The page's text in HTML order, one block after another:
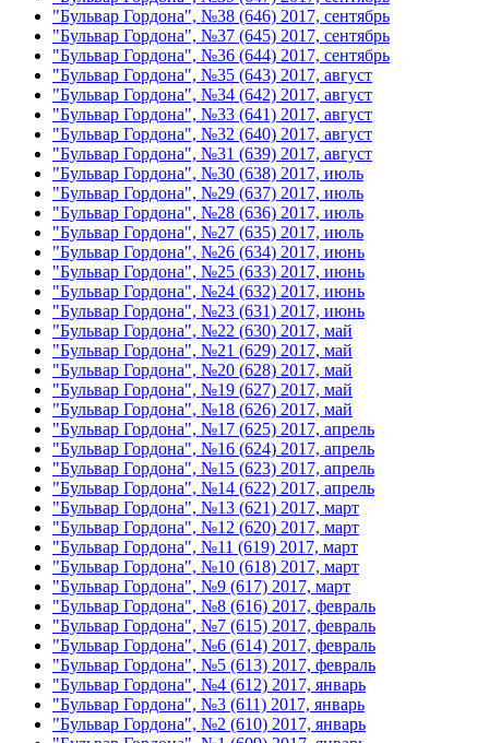
"Бульвар Гордона", №38 (646) 2017, сентябрь
"Бульвар Гордона", №37 (645) 2017, сентябрь
"Бульвар Гордона", №36 (644) 2017, сентябрь
"Бульвар Гордона", №35 (643) 2017, август
"Бульвар Гордона", №34 (642) 2017, август
"Бульвар Гордона", №33 (641) 2017, август
"Бульвар Гордона", №32 (640) 2017, август
"Бульвар Гордона", №31 (639) 2017, август
"Бульвар Гордона", №30 (638) 2017, июль
"Бульвар Гордона", №29 (637) 2017, июль
"Бульвар Гордона", №28 (636) 2017, июль
"Бульвар Гордона", №27 (635) 2017, июль
"Бульвар Гордона", №26 (634) 2017, июнь
"Бульвар Гордона", №25 (633) 2017, июнь
"Бульвар Гордона", №24 (632) 2017, июнь
"Бульвар Гордона", №23 (631) 2017, июнь
"Бульвар Гордона", №22 (630) 2017, май
"Бульвар Гордона", №21 (629) 2017, май
"Бульвар Гордона", №20 (628) 2017, май
"Бульвар Гордона", №19 (627) 2017, май
"Бульвар Гордона", №18 (626) 2017, май
"Бульвар Гордона", №17 (625) 2017, апрель
"Бульвар Гордона", №16 (624) 2017, апрель
"Бульвар Гордона", №15 (623) 2017, апрель
"Бульвар Гордона", №14 (622) 2017, апрель
"Бульвар Гордона", №13 (621) 2017, март
"Бульвар Гордона", №12 (620) 2017, март
"Бульвар Гордона", №11 (619) 2017, март
"Бульвар Гордона", №10 (618) 2017, март
"Бульвар Гордона", №9 (617) 2017, март
"Бульвар Гордона", №8 (616) 2017, февраль
"Бульвар Гордона", №7 (615) 2017, февраль
"Бульвар Гордона", №6 (614) 2017, февраль
"Бульвар Гордона", №5 (613) 2017, февраль
"Бульвар Гордона", №4 (612) 2017, январь
"Бульвар Гордона", №3 (611) 2017, январь
"Бульвар Гордона", №2 (610) 2017, январь